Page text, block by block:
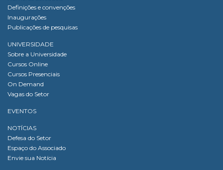
Definições e convenções
Inaugurações
Publicações de pesquisas
UNIVERSIDADE
Sobre a Universidade
Cursos Online
Cursos Presenciais
On Demand
Vagas do Setor
EVENTOS
NOTÍCIAS
Defesa do Setor
Espaço do Associado
Envie sua Notícia